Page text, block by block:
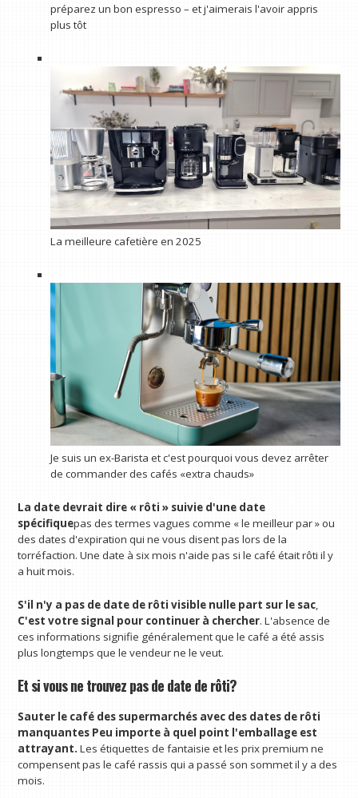
préparez un bon espresso – et j'aimerais l'avoir appris
plus tôt
La meilleure cafetière en 2025
Je suis un ex-Barista et c'est pourquoi vous devez arrêter
de commander des cafés «extra chauds»
La date devrait dire « rôti » suivie d'une date
spécifiquepas des termes vagues comme « le meilleur par » ou
des dates d'expiration qui ne vous disent pas lors de la
torréfaction. Une date à six mois n'aide pas si le café était rôti il ​​y
a huit mois.
S'il n'y a pas de date de rôti visible nulle part sur le sac,
C'est votre signal pour continuer à chercher. L'absence de
ces informations signifie généralement que le café a été assis
plus longtemps que le vendeur ne le veut.
Et si vous ne trouvez pas de date de rôti?
Sauter le café des supermarchés avec des dates de rôti
manquantes Peu importe à quel point l'emballage est
attrayant. Les étiquettes de fantaisie et les prix premium ne
compensent pas le café rassis qui a passé son sommet il y a des
mois.